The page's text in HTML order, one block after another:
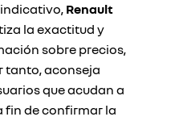
Renault
la exactitud y
sobre precios,
tanto, aconseja
que acudan a
fin de confirmar la